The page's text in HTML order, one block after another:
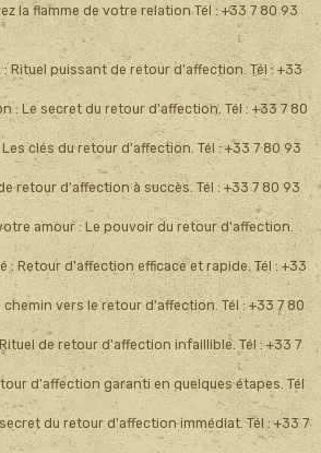
la flamme de votre relation Tél : +33 7 80 93
Rituel puissant de retour d'affection. Tél : +33
: Le secret du retour d'affection. Tél : +33 7 80
clés du retour d'affection. Tél : +33 7 80 93
retour d'affection à succès. Tél : +33 7 80 93
amour : Le pouvoir du retour d'affection.
Retour d'affection efficace et rapide. Tél : +33
chemin vers le retour d'affection. Tél : +33 7 80
de retour d'affection infaillible. Tél : +33 7
d'affection garanti en quelques étapes. Tél
du retour d'affection immédiat. Tél : +33 7